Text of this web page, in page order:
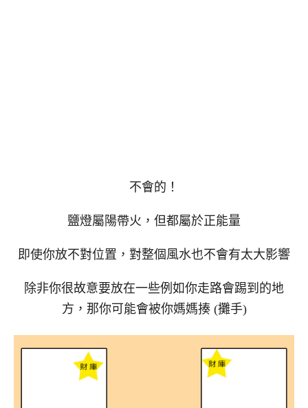
不會的！
鹽燈屬陽帶火，但都屬於正能量
即使你放不對位置，對整個風水也不會有太大影響
除非你很故意要放在一些例如你走路會踢到的地
方，那你可能會被你媽媽揍 (攤手)